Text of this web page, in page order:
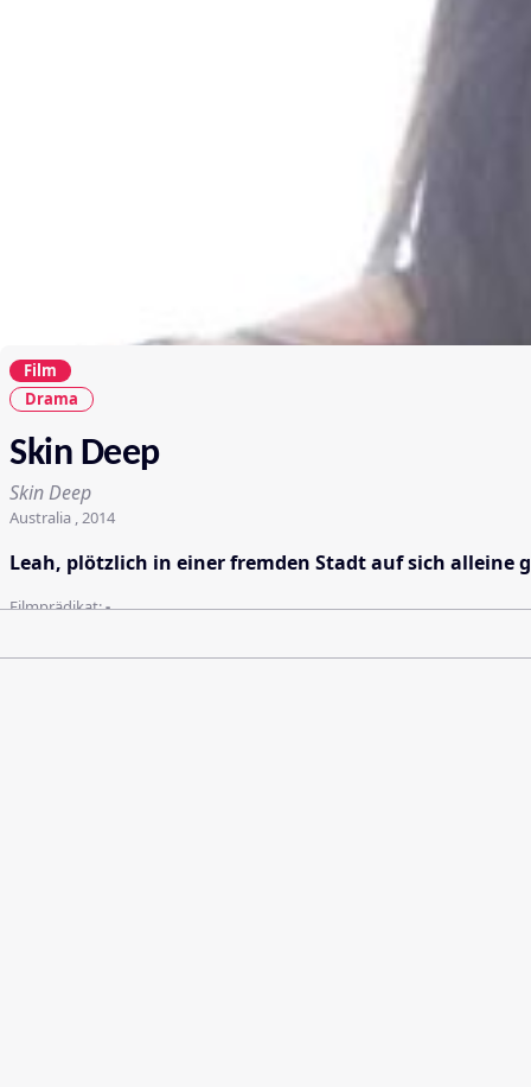
Film
Drama
Skin Deep
Skin Deep
Australia , 2014
Leah, plötzlich in einer fremden Stadt auf sich alleine
Filmprädikat:-